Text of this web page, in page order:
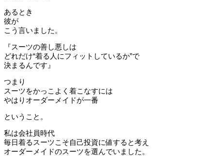
あるとき
彼が
こう言いました。
『スーツの善し悪しは
どれだけ“着る人にフィットしているか”で
決まるんです』
つまり
スーツをかっこよく着こなすには
やはりオーダーメイドが一番
ということ。
私は会社員時代
毎日着るスーツこそ自己投資に値すると考え
オーダーメイドのスーツを選んでいました。